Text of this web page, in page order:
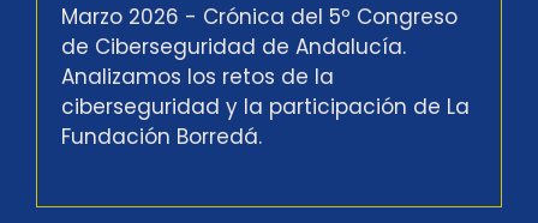
Marzo 2026 - Crónica del 5º Congreso
de Ciberseguridad de Andalucía.
Analizamos los retos de la
ciberseguridad y la participación de La
Fundación Borredá.